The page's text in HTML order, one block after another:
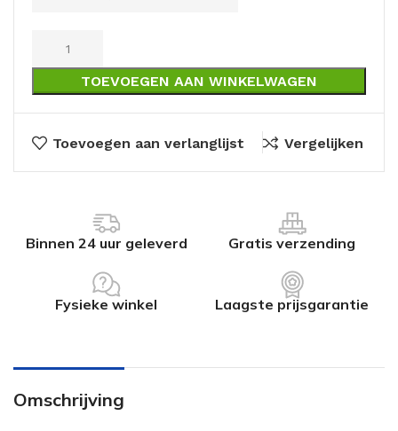
TOEVOEGEN AAN WINKELWAGEN
Toevoegen aan verlanglijst Vergelijken
Binnen 24 uur geleverd Gratis verzending
Fysieke winkel Laagste prijsgarantie
Omschrijving